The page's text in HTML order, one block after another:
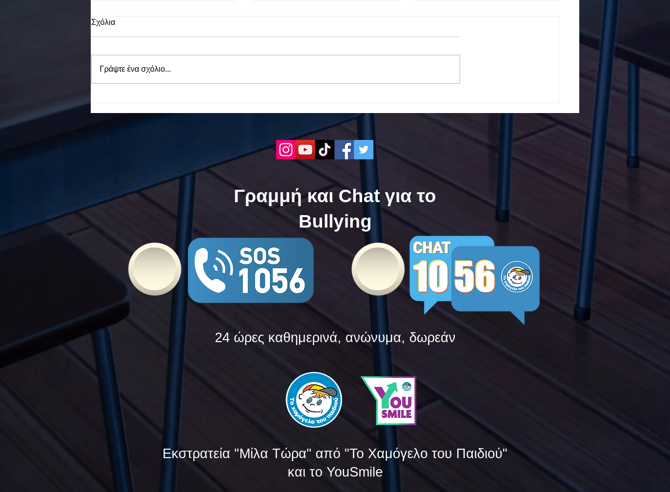
Τώρα. Με σύνθημα "Μίλα
Τώρα" όλα τα σχολεία της
Ελλάδας ενώνουν τις
δυνάμεις τους ενάντια στο
Bullying
| Μίλα Τώρα. Με σύνθημα
"Μίλα Τώρα" όλα τα σχολεία
της Ελλάδας ενώνουν τις
Σχόλια
Γράψτε ένα σχόλιο...
Γραμμή και Chat για το
Bullying
24 ώρες καθημερινά, ανώνυμα, δωρεάν
Εκστρατεία "Μίλα Τώρα" από "Το Χαμόγελο του Παιδιού"
και το YouSmile